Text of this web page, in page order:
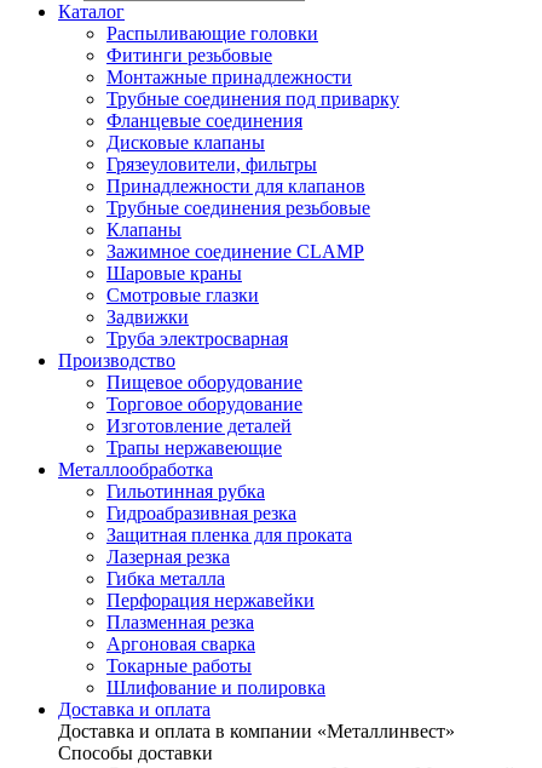
Каталог
Распыливающие головки
Фитинги резьбовые
Монтажные принадлежности
Трубные соединения под приварку
Фланцевые соединения
Дисковые клапаны
Грязеуловители, фильтры
Принадлежности для клапанов
Трубные соединения резьбовые
Клапаны
Зажимное соединение CLAMP
Шаровые краны
Смотровые глазки
Задвижки
Труба электросварная
Производство
Пищевое оборудование
Торговое оборудование
Изготовление деталей
Трапы нержавеющие
Металлообработка
Гильотинная рубка
Гидроабразивная резка
Защитная пленка для проката
Лазерная резка
Гибка металла
Перфорация нержавейки
Плазменная резка
Аргоновая сварка
Токарные работы
Шлифование и полировка
Доставка и оплата
Доставка и оплата в компании «Металлинвест»
Способы доставки